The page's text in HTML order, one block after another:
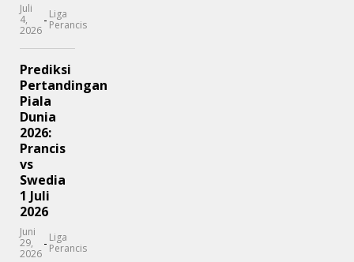
Juli
4,
2026
- Liga
Perancis
Prediksi
Pertandingan
Piala
Dunia
2026:
Prancis
vs
Swedia
1 Juli
2026
Juni
29,
2026
- Liga
Perancis